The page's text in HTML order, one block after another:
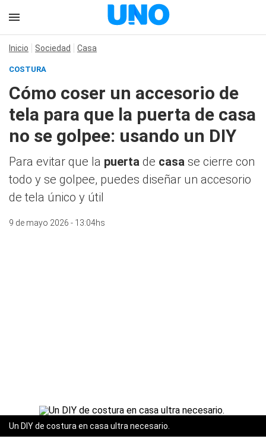
Inicio Sociedad Casa
COSTURA
Cómo coser un accesorio de
tela para que la puerta de casa
no se golpee: usando un DIY
Para evitar que la puerta de casa se cierre con
todo y se golpee, puedes diseñar un accesorio
de tela único y útil
9 de mayo 2026 - 13:04hs
Un DIY de costura en casa ultra necesario.